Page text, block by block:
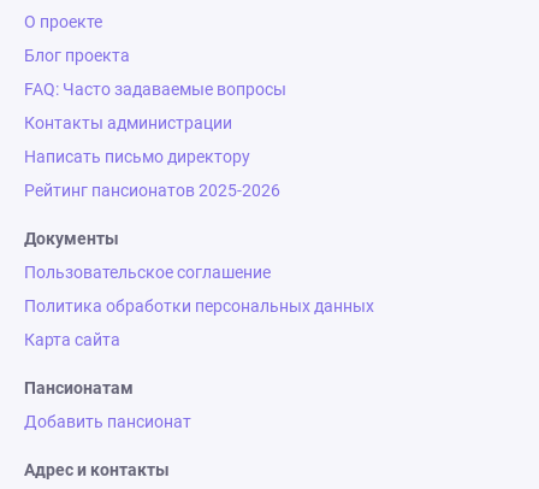
О проекте
Блог проекта
FAQ: Часто задаваемые вопросы
Контакты администрации
Написать письмо директору
Рейтинг пансионатов 2025-2026
Документы
Пользовательское соглашение
Политика обработки персональных данных
Карта сайта
Пансионатам
Добавить пансионат
Адрес и контакты